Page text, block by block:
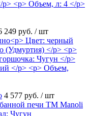
249 руб. / шт
4 577 руб. / шт